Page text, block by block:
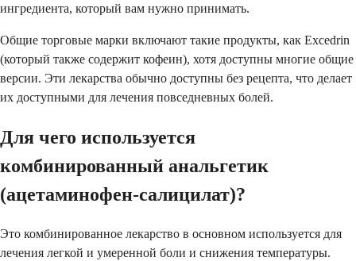
ингредиента, который вам нужно принимать.
Общие торговые марки включают такие продукты, как Excedrin
(который также содержит кофеин), хотя доступны многие общие
версии. Эти лекарства обычно доступны без рецепта, что делает
их доступными для лечения повседневных болей.
Для чего используется
комбинированный анальгетик
(ацетаминофен-салицилат)?
Это комбинированное лекарство в основном используется для
лечения легкой и умеренной боли и снижения температуры.